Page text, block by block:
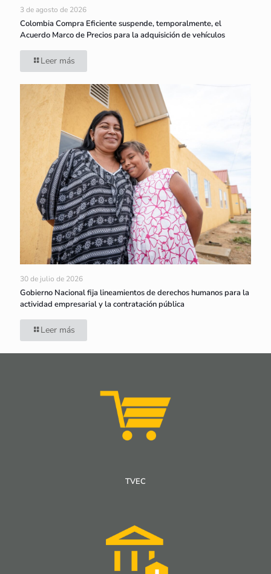
3 de agosto de 2026
Colombia Compra Eficiente suspende, temporalmente, el
Acuerdo Marco de Precios para la adquisición de vehículos
Leer más
30 de julio de 2026
Gobierno Nacional fija lineamientos de derechos humanos para la
actividad empresarial y la contratación pública
Leer más
TVEC